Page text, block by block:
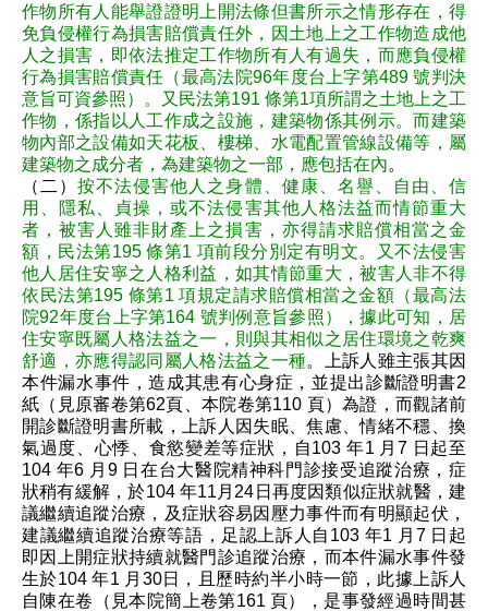
作物所有人能舉證證明上開法條但書所示之情形存在，得
免負侵權行為損害賠償責任外，因土地上之工作物造成他
人之損害，即依法推定工作物所有人有過失，而應負侵權
行為損害賠償責任（最高法院96年度台上字第489 號判決
意旨可資參照）。又民法第191 條第1項所謂之土地上之工
作物，係指以人工作成之設施，建築物係其例示。而建築
物內部之設備如天花板、樓梯、水電配置管線設備等，屬
建築物之成分者，為建築物之一部，應包括在內。
（二）按不法侵害他人之身體、健康、名譽、自由、信
用、隱私、貞操，或不法侵害其他人格法益而情節重大
者，被害人雖非財產上之損害，亦得請求賠償相當之金
額，民法第195 條第1 項前段分別定有明文。又不法侵害
他人居住安寧之人格利益，如其情節重大，被害人非不得
依民法第195 條第1 項規定請求賠償相當之金額（最高法
院92年度台上字第164 號判例意旨參照），據此可知，居
住安寧既屬人格法益之一，則與其相似之居住環境之乾爽
舒適，亦應得認同屬人格法益之一種。上訴人雖主張其因
本件漏水事件，造成其患有心身症，並提出診斷證明書2
紙（見原審卷第62頁、本院卷第110 頁）為證，而觀諸前
開診斷證明書所載，上訴人因失眠、焦慮、情緒不穩、換
氣過度、心悸、食慾變差等症狀，自103 年1 月7 日起至
104 年6 月9 日在台大醫院精神科門診接受追蹤治療，症
狀稍有緩解，於104 年11月24日再度因類似症狀就醫，建
議繼續追蹤治療，及症狀容易因壓力事件而有明顯起伏，
建議繼續追蹤治療等語，足認上訴人自103 年1 月7 日起
即因上開症狀持續就醫門診追蹤治療，而本件漏水事件發
生於104 年1 月30日，且歷時約半小時一節，此據上訴人
自陳在卷（見本院簡上卷第161 頁），是事發經過時間甚